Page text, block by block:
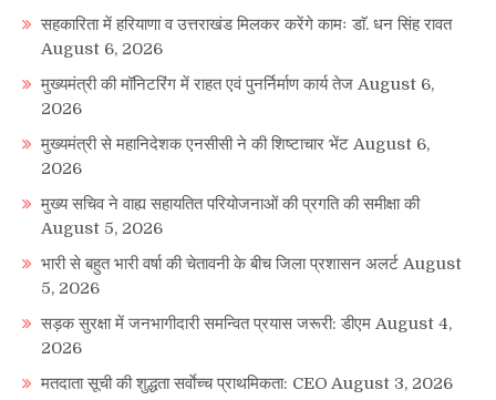
सहकारिता में हरियाणा व उत्तराखंड मिलकर करेंगे कामः डाॅ. धन सिंह रावत
August 6, 2026
मुख्यमंत्री की मॉनिटरिंग में राहत एवं पुनर्निर्माण कार्य तेज August 6,
2026
मुख्यमंत्री से महानिदेशक एनसीसी ने की शिष्टाचार भेंट August 6,
2026
मुख्य सचिव ने वाह्य सहायतित परियोजनाओं की प्रगति की समीक्षा की
August 5, 2026
भारी से बहुत भारी वर्षा की चेतावनी के बीच जिला प्रशासन अलर्ट August
5, 2026
सड़क सुरक्षा में जनभागीदारी समन्वित प्रयास जरूरी: डीएम August 4,
2026
मतदाता सूची की शुद्धता सर्वाेच्च प्राथमिकता: CEO August 3, 2026